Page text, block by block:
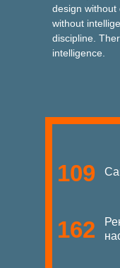
design without
without
discipline.
intelligence.
109
162